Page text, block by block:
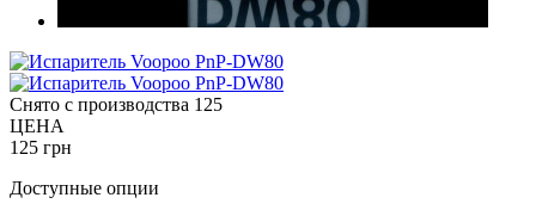
Снято с производства 125
ЦЕНА
125 грн
Доступные опции